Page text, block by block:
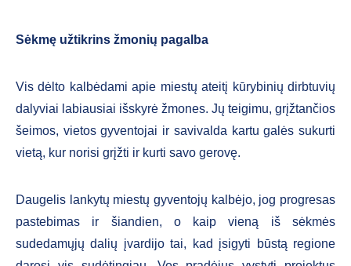
Sėkmę užtikrins žmonių pagalba
Vis dėlto kalbėdami apie miestų ateitį kūrybinių dirbtuvių
dalyviai labiausiai išskyrė žmones. Jų teigimu, grįžtančios
šeimos, vietos gyventojai ir savivalda kartu galės sukurti
vietą, kur norisi grįžti ir kurti savo gerovę.
Daugelis lankytų miestų gyventojų kalbėjo, jog progresas
pastebimas ir šiandien, o kaip vieną iš sėkmės
sudedamųjų dalių įvardijo tai, kad įsigyti būstą regione